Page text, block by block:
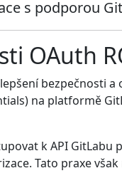
s podporou
OAuth
bezpečnosti
na platformě
k API
Tato praxe